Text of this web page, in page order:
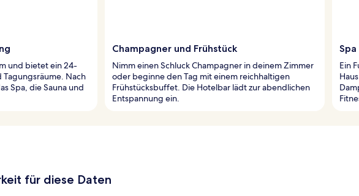
und bietet ein 24-
Nach
Spa, die Sauna und
Champagner und Frühstück
Nimm einen Schluck Champagner in deinem Zimmer
oder beginne den Tag mit einem reichhaltigen
Frühstücksbuffet. Die Hotelbar lädt zur abendlichen
Entspannung ein.
Ein
für diese Daten